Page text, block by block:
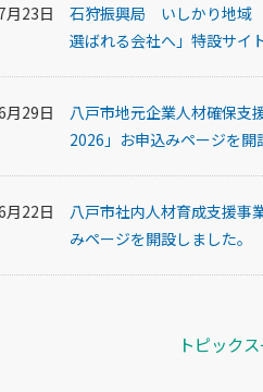
月23日
石狩振興局 いしかり地域
選ばれる会社へ」特設サイ
月29日
八戸市地元企業人材確保支
2026」お申込みページを開
月22日
八戸市社内人材育成支援事
みページを開設しました。
トピック